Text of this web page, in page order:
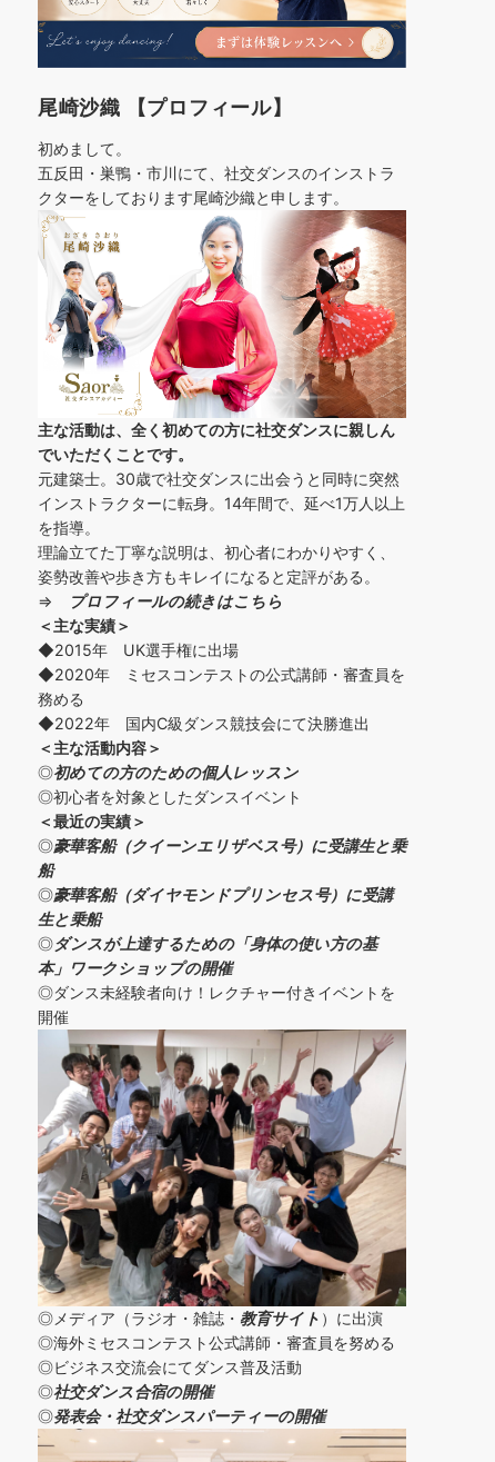
尾崎沙織 【プロフィール】
初めまして。
五反田・巣鴨・市川にて、社交ダンスのインストラ
クターをしております尾崎沙織と申します。
主な活動は、全く初めての方に社交ダンスに親しん
でいただくことです。
元建築士。30歳で社交ダンスに出会うと同時に突然
インストラクターに転身。14年間で、延べ1万人以上
を指導。
理論立てた丁寧な説明は、初心者にわかりやすく、
姿勢改善や歩き方もキレイになると定評がある。
⇒
プロフィールの続きはこちら
＜主な実績＞
◆2015年 UK選手権に出場
◆2020年 ミセスコンテストの公式講師・審査員を
務める
◆2022年 国内C級ダンス競技会にて決勝進出
＜主な活動内容＞
◎初めての方のための個人レッスン
◎初心者を対象としたダンスイベント
＜最近の実績＞
◎豪華客船（クイーンエリザベス号）に受講生と乗
船
◎豪華客船（ダイヤモンドプリンセス号）に受講
生と乗船
◎ダンスが上達するための「身体の使い方の基
本」ワークショップの開催
◎ダンス未経験者向け！レクチャー付きイベントを
開催
◎メディア（ラジオ・雑誌・ 教育サイト ）に出演
◎海外ミセスコンテスト公式講師・審査員を努める
◎ビジネス交流会にてダンス普及活動
◎社交ダンス合宿の開催
◎発表会・社交ダンスパーティーの開催